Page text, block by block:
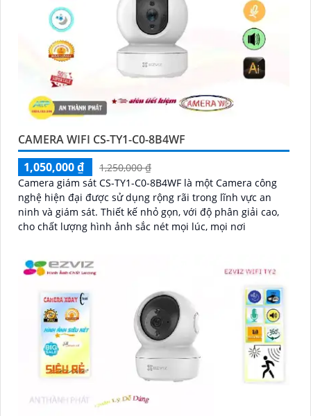
CAMERA WIFI CS-TY1-C0-8B4WF
1,050,000 ₫
1,250,000 ₫
Camera giám sát CS-TY1-C0-8B4WF là một Camera công
nghệ hiện đại được sử dụng rộng rãi trong lĩnh vực an
ninh và giám sát. Thiết kế nhỏ gọn, với độ phân giải cao,
cho chất lượng hình ảnh sắc nét mọi lúc, mọi nơi